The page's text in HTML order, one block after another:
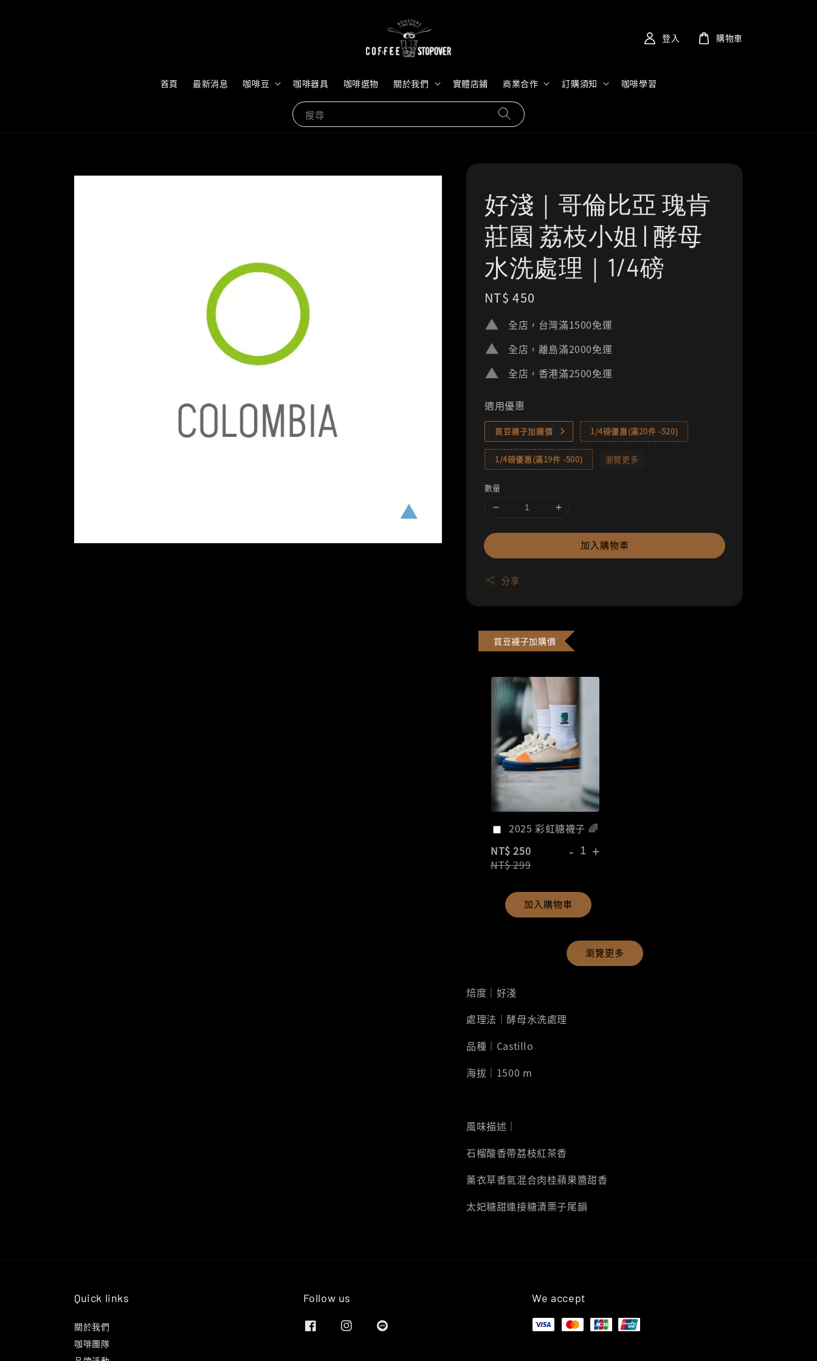
搜尋
首頁 最新消息 咖啡豆 咖啡器具 咖啡選物 關於我們 實體店鋪 商業合作 訂購須知 咖啡學習
登入 購物車
好淺｜哥倫比亞 瑰肯
莊園 荔枝小姐 | 酵母
水洗處理｜1/4磅
Regular
price
NT$ 450
全店，台灣滿1500免運
全店，離島滿2000免運
全店，香港滿2500免運
適用優惠
買豆襪子加購價 1/4磅優惠(滿20件 -520)
1/4磅優惠(滿19件 -500) 瀏覽更多
數量
加入購物車
分享
買豆襪子加購價
2025 彩虹糖襪子 🌈
NT$ 250
NT$ 299
- +
加入購物車
瀏覽更多
焙度｜好淺
處理法｜酵母水洗處理
品種｜Castillo
海拔｜1500 m
風味描述｜
石榴酸香帶荔枝紅茶香
薰衣草香氣混合肉桂蘋果醬甜香
太妃糖甜連接糖漬栗子尾韻
Quick links
關於我們
咖啡團隊
Follow us We accept